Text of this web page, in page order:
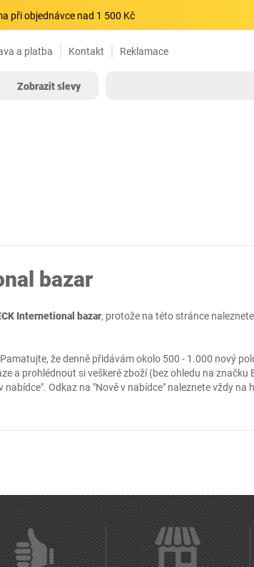
při objednávce nad 1 500 Kč
a platba Kontakt Reklamace
Zobrazit slevy
bazar
Internetional bazar, protože na této stránce
že denně přidávám okolo 500 - 1.000 nový
a prohlédnout si veškeré zboží (bez ohledu na značku
nabídce". Odkaz na "Nově v nabídce" naleznete vždy na